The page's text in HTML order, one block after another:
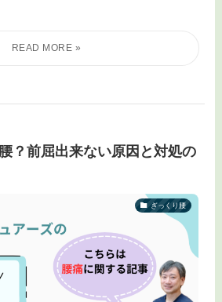
？前屈出来ない原因と対処の
ぎっくり腰